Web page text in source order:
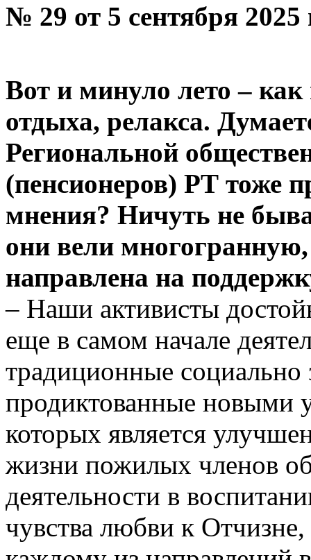
№ 29 от 5 сентября 2025
Вот и минуло лето –
отдыха, релакса.
Региональной
(пенсионеров) РТ тоже
мнения? Ничуть не
они вели
направлена на
– Наши активисты
еще в самом начале
традиционные
продиктованные новыми
которых является
жизни пожилых членов
деятельности в
чувства любви к